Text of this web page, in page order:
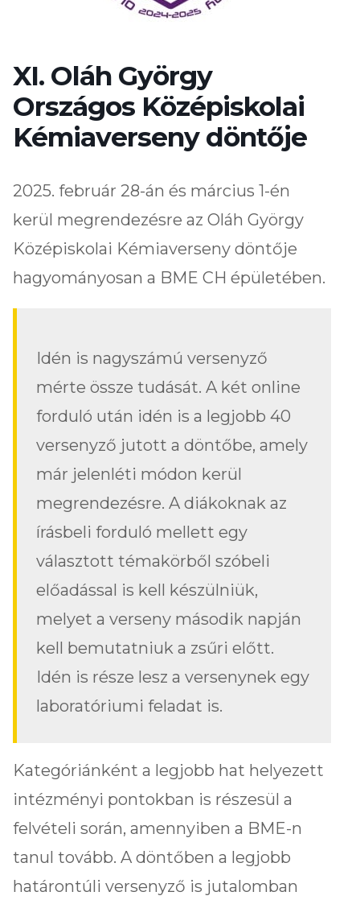
XI. Oláh György
Országos Középiskolai
Kémiaverseny döntője
2025. február 28-án és március 1-én
kerül megrendezésre az Oláh György
Középiskolai Kémiaverseny döntője
hagyományosan a BME CH épületében.
Idén is nagyszámú versenyző
mérte össze tudását. A két online
forduló után idén is a legjobb 40
versenyző jutott a döntőbe, amely
már jelenléti módon kerül
megrendezésre. A diákoknak az
írásbeli forduló mellett egy
választott témakörből szóbeli
előadással is kell készülniük,
melyet a verseny második napján
kell bemutatniuk a zsűri előtt.
Idén is része lesz a versenynek egy
laboratóriumi feladat is.
Kategóriánként a legjobb hat helyezett
intézményi pontokban is részesül a
felvételi során, amennyiben a BME-n
tanul tovább. A döntőben a legjobb
határontúli versenyző is jutalomban